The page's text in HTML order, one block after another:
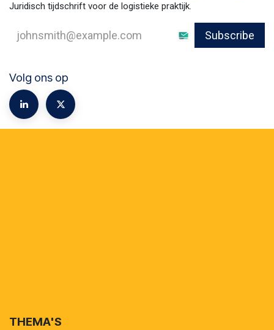
Juridisch tijdschrift voor de logistieke praktijk.
Subscribe
Volg ons op
THEMA'S